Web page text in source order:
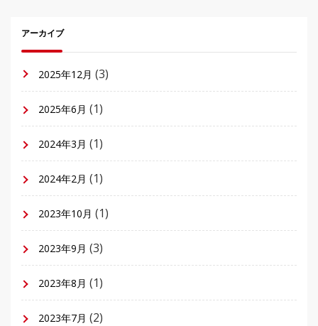
アーカイブ
2025年12月 (3)
2025年6月 (1)
2024年3月 (1)
2024年2月 (1)
2023年10月 (1)
2023年9月 (3)
2023年8月 (1)
2023年7月 (2)